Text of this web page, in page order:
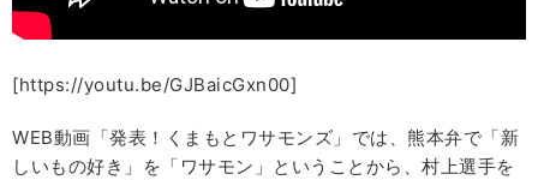
[https://youtu.be/GJBaicGxn00]
WEB動画「発表！くまもとワサモンズ」では、熊本弁で「新
しいもの好き」を「ワサモン」ということから、村上選手を